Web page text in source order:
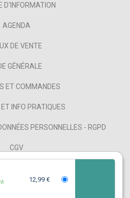
12,99 €
D'INFORMATION
AGENDA
DE VENTE
GÉNÉRALE
ET COMMANDES
INFO PRATIQUES
PERSONNELLES - RGPD
CGV